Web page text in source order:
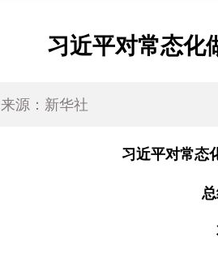
习近平对常态化
来源：新华社
习近平对常态